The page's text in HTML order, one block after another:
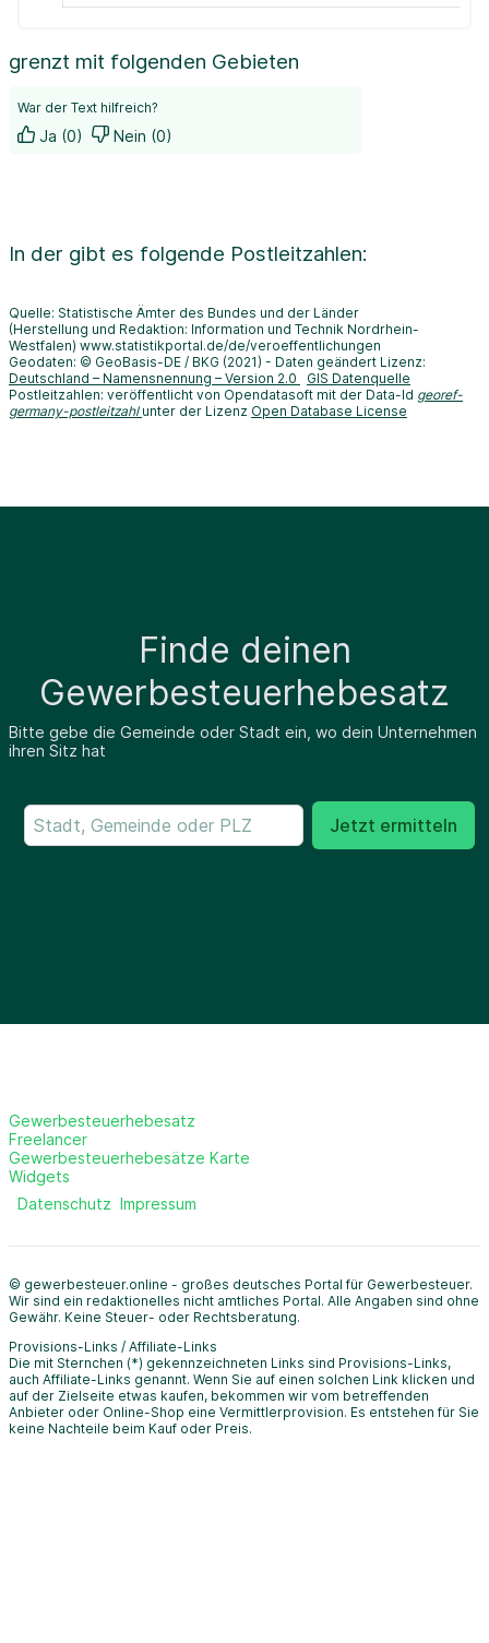
grenzt mit folgenden Gebieten
War der Text hilfreich?
Ja (0) Nein (0)
In der gibt es folgende Postleitzahlen:
Quelle: Statistische Ämter des Bundes und der Länder
(Herstellung und Redaktion: Information und Technik Nordrhein-
Westfalen) www.statistikportal.de/de/veroeffentlichungen
Geodaten: © GeoBasis-DE / BKG (2021) - Daten geändert Lizenz:
Deutschland – Namensnennung – Version 2.0
GIS Datenquelle
Postleitzahlen: veröffentlicht von Opendatasoft mit der Data-Id georef-
germany-postleitzahl unter der Lizenz Open Database License
Finde deinen
Gewerbesteuerhebesatz
Bitte gebe die Gemeinde oder Stadt ein, wo dein Unternehmen
ihren Sitz hat
Jetzt ermitteln
Gewerbesteuerhebesatz
Freelancer
Gewerbesteuerhebesätze Karte
Widgets
Datenschutz Impressum
© gewerbesteuer.online - großes deutsches Portal für Gewerbesteuer.
Wir sind ein redaktionelles nicht amtliches Portal. Alle Angaben sind ohne
Gewähr. Keine Steuer- oder Rechtsberatung.
Provisions-Links / Affiliate-Links
Die mit Sternchen (*) gekennzeichneten Links sind Provisions-Links,
auch Affiliate-Links genannt. Wenn Sie auf einen solchen Link klicken und
auf der Zielseite etwas kaufen, bekommen wir vom betreffenden
Anbieter oder Online-Shop eine Vermittlerprovision. Es entstehen für Sie
keine Nachteile beim Kauf oder Preis.